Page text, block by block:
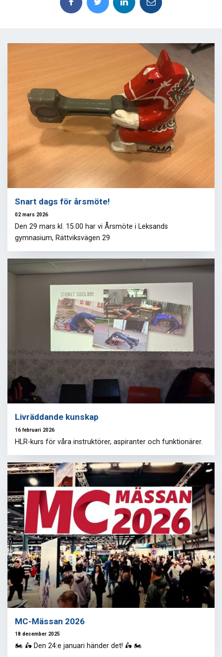
Snart dags för årsmöte!
02 mars 2026
Den 29 mars kl. 15.00 har vi Årsmöte i Leksands
gymnasium, Rättviksvägen 29
Livräddande kunskap
16 februari 2026
HLR-kurs för våra instruktörer, aspiranter och funktionärer.
MC-Mässan 2026
18 december 2025
🏍️ 🛵 Den 24:e januari händer det! ️🛵 🏍️